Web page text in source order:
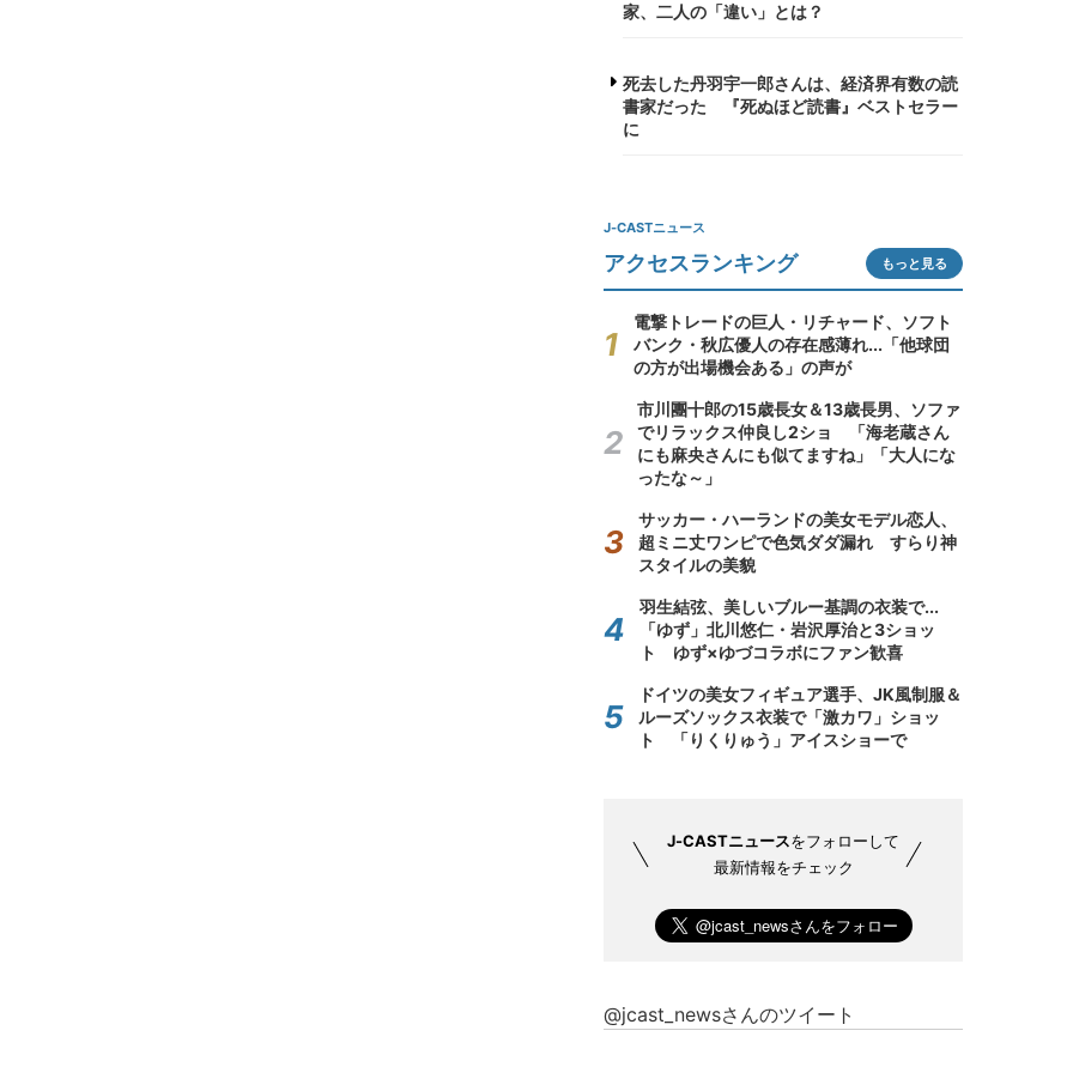
家、二人の「違い」とは？
死去した丹羽宇一郎さんは、経済界有数の読
書家だった 『死ぬほど読書』ベストセラー
に
J-CASTニュース
アクセスランキング もっと見る
電撃トレードの巨人・リチャード、ソフト
バンク・秋広優人の存在感薄れ...「他球団
の方が出場機会ある」の声が
市川團十郎の15歳長女＆13歳長男、ソファ
でリラックス仲良し2ショ 「海老蔵さん
にも麻央さんにも似てますね」「大人にな
ったな～」
サッカー・ハーランドの美女モデル恋人、
超ミニ丈ワンピで色気ダダ漏れ すらり神
スタイルの美貌
羽生結弦、美しいブルー基調の衣装で...
「ゆず」北川悠仁・岩沢厚治と3ショッ
ト ゆず×ゆづコラボにファン歓喜
ドイツの美女フィギュア選手、JK風制服＆
ルーズソックス衣装で「激カワ」ショッ
ト 「りくりゅう」アイスショーで
J-CASTニュースをフォローして
最新情報をチェック
@jcast_newsさんのツイート